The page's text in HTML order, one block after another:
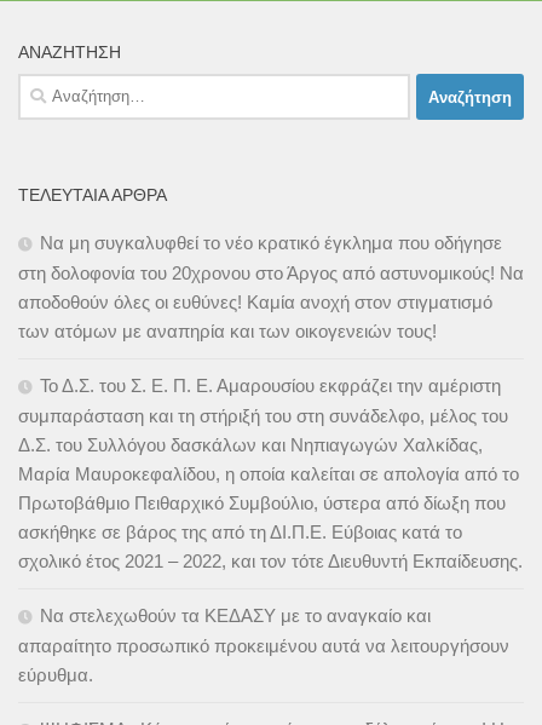
ΑΝΑΖΉΤΗΣΗ
Αναζήτηση
για:
ΤΕΛΕΥΤΑΊΑ ΆΡΘΡΑ
Να μη συγκαλυφθεί το νέο κρατικό έγκλημα που οδήγησε
στη δολοφονία του 20χρονου στο Άργος από αστυνομικούς! Να
αποδοθούν όλες οι ευθύνες! Καμία ανοχή στον στιγματισμό
των ατόμων με αναπηρία και των οικογενειών τους!
Το Δ.Σ. του Σ. Ε. Π. Ε. Αμαρουσίου εκφράζει την αμέριστη
συμπαράσταση και τη στήριξή του στη συνάδελφο, μέλος του
Δ.Σ. του Συλλόγου δασκάλων και Νηπιαγωγών Χαλκίδας,
Μαρία Μαυροκεφαλίδου, η οποία καλείται σε απολογία από το
Πρωτοβάθμιο Πειθαρχικό Συμβούλιο, ύστερα από δίωξη που
ασκήθηκε σε βάρος της από τη ΔΙ.Π.Ε. Εύβοιας κατά το
σχολικό έτος 2021 – 2022, και τον τότε Διευθυντή Εκπαίδευσης.
Να στελεχωθούν τα ΚΕΔΑΣΥ με το αναγκαίο και
απαραίτητο προσωπικό προκειμένου αυτά να λειτουργήσουν
εύρυθμα.